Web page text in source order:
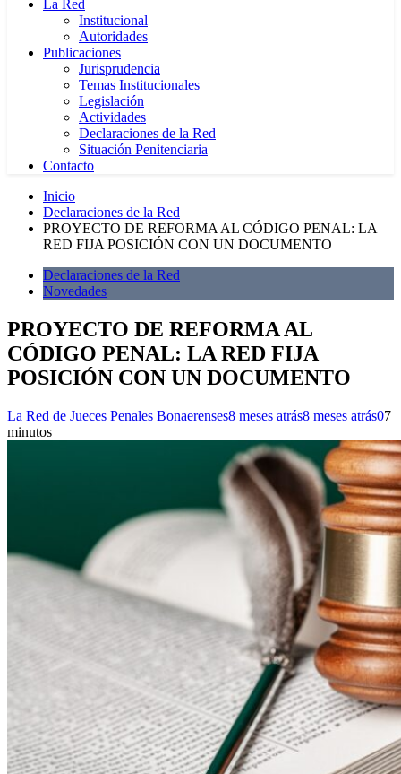
La Red
Institucional
Autoridades
Publicaciones
Jurisprudencia
Temas Institucionales
Legislación
Actividades
Declaraciones de la Red
Situación Penitenciaria
Contacto
Inicio
Declaraciones de la Red
PROYECTO DE REFORMA AL CÓDIGO PENAL: LA
RED FIJA POSICIÓN CON UN DOCUMENTO
Declaraciones de la Red
Novedades
PROYECTO DE REFORMA AL
CÓDIGO PENAL: LA RED FIJA
POSICIÓN CON UN DOCUMENTO
La Red de Jueces Penales Bonaerenses8 meses atrás8 meses atrás07
minutos